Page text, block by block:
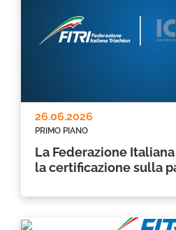
La Federazione
la certificazione sulla
PRIMO PIANO
26.06.2026